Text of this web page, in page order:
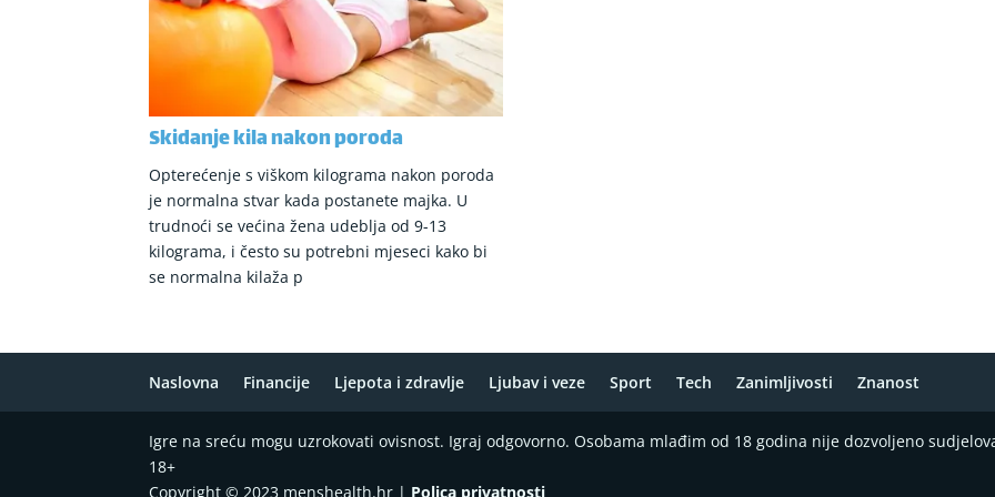
Skidanje kila nakon poroda
Opterećenje s viškom kilograma nakon poroda
je normalna stvar kada postanete majka. U
trudnoći se većina žena udeblja od 9-13
kilograma, i često su potrebni mjeseci kako bi
se normalna kilaža p
Naslovna Financije Ljepota i zdravlje Ljubav i veze Sport Tech Zanimljivosti Znanost
Igre na sreću mogu uzrokovati ovisnost. Igraj odgovorno. Osobama mlađim od 18 godina nije dozvoljeno
18+
Copyright © 2023 menshealth.hr | Polica privatnosti